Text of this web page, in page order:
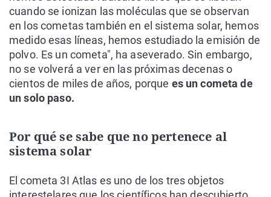
cuando se ionizan las moléculas que se observan
en los cometas también en el sistema solar, hemos
medido esas líneas, hemos estudiado la emisión de
polvo. Es un cometa", ha aseverado. Sin embargo,
no se volverá a ver en las próximas decenas o
cientos de miles de años, porque es un cometa de
un solo paso.
Por qué se sabe que no pertenece al
sistema solar
El cometa 3I Atlas es uno de los tres objetos